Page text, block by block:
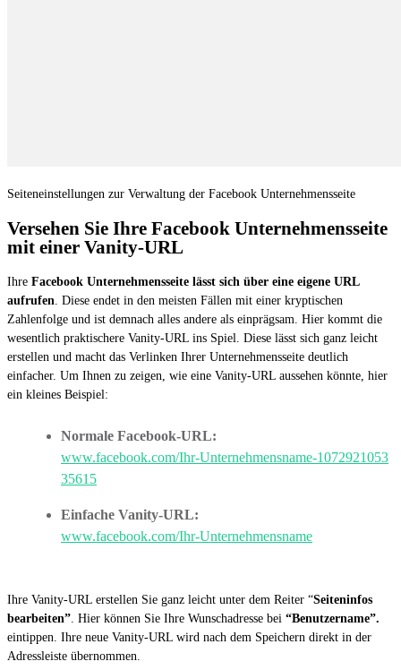
Seiteneinstellungen zur Verwaltung der Facebook Unternehmensseite
Versehen Sie Ihre Facebook Unternehmensseite
mit einer Vanity-URL
Ihre Facebook Unternehmensseite lässt sich über eine eigene URL
aufrufen. Diese endet in den meisten Fällen mit einer kryptischen
Zahlenfolge und ist demnach alles andere als einprägsam. Hier kommt die
wesentlich praktischere Vanity-URL ins Spiel. Diese lässt sich ganz leicht
erstellen und macht das Verlinken Ihrer Unternehmensseite deutlich
einfacher. Um Ihnen zu zeigen, wie eine Vanity-URL aussehen könnte, hier
ein kleines Beispiel:
Normale Facebook-URL:
www.facebook.com/Ihr-Unternehmensname-1072921053
35615
Einfache Vanity-URL:
www.facebook.com/Ihr-Unternehmensname
Ihre Vanity-URL erstellen Sie ganz leicht unter dem Reiter “Seiteninfos
bearbeiten”. Hier können Sie Ihre Wunschadresse bei “Benutzername”.
eintippen. Ihre neue Vanity-URL wird nach dem Speichern direkt in der
Adressleiste übernommen.